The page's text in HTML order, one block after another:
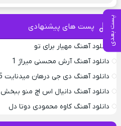
پست بعدی پست های پیشنهادی
دانلود آهنگ مهیار برای تو
دانلود آهنگ آرش محسنی میراژ 1
دانلود آهنگ دی جی درهان میدنایت 5
دانلود آهنگ دانیال اس اچ منو ببخش
دانلود آهنگ کاوه محمودی دوتا دل